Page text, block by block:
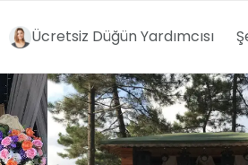
Ücretsiz Düğün Yardımcısı